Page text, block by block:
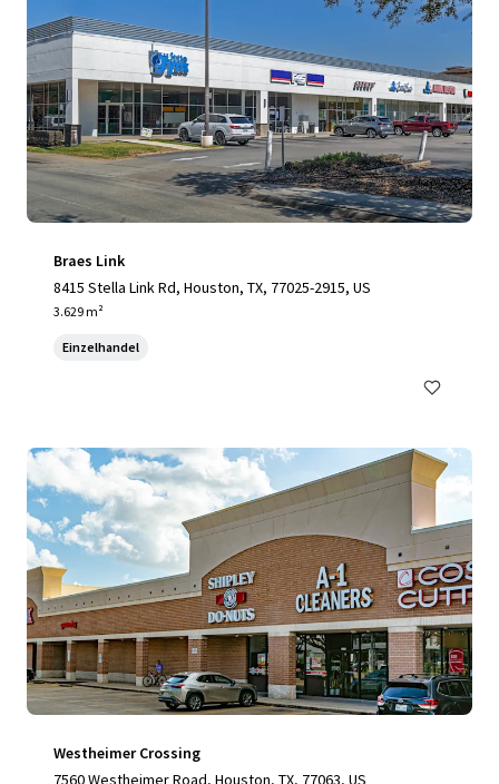
Braes Link
8415 Stella Link Rd, Houston, TX, 77025-2915, US
3.629 m²
Einzelhandel
Westheimer Crossing
7560 Westheimer Road, Houston, TX, 77063, US